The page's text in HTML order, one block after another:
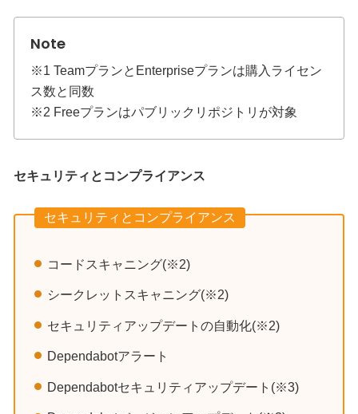
※1 TeamプランとEnterpriseプランは購入ライセン
ス数と同数
※2 Freeプランはパブリックリポジトリが対象
セキュリティとコンプライアンス
セキュリティとコンプライアンス
コードスキャニング(※2)
シークレットスキャニング(※2)
セキュリティアップデートの自動化(※2)
Dependabotアラート
Dependabotセキュリティアップデート(※3)